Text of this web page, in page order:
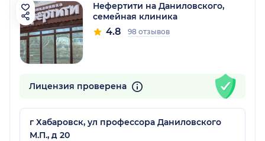
Нефертити на Даниловского,
семейная клиника
4.8 98 отзывов
Лицензия проверена
г Хабаровск, ул профессора Даниловского
М.П., д 20